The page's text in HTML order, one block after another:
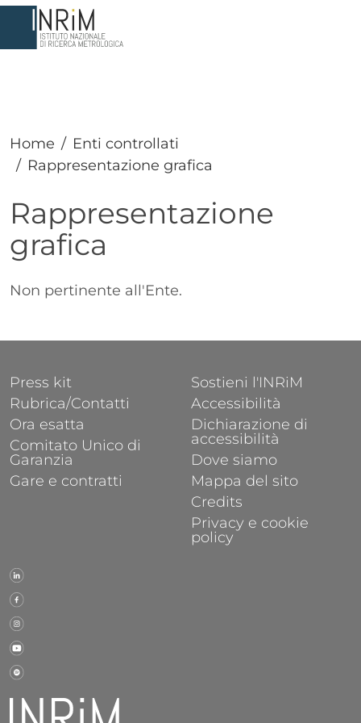
Salta al contenuto principale
Home
Enti controllati
Rappresentazione grafica
Rappresentazione
grafica
Paragrafo
Testo
Non pertinente all'Ente.
FOOTER 1
Press kit
Rubrica/Contatti
Ora esatta
Comitato Unico di
Garanzia
Gare e contratti
FOOTER 2
Sostieni l'INRiM
Accessibilità
Dichiarazione di
accessibilità
Dove siamo
Mappa del sito
Credits
Privacy e cookie
policy